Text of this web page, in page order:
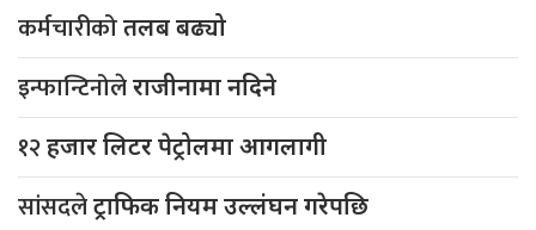
कर्मचारीकोतलब बढ्यो
इन्फान्टिनोलेराजीनामा नदिने
१२हजार लिटर पेट्रोलमा आगलागी
सांसदलेट्राफिक नियम उल्लंघन गरेपछि